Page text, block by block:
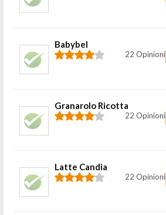
Babybel
22 Opinioni
Granarolo Ricotta
22 Opinioni
Latte Candia
22 Opinioni